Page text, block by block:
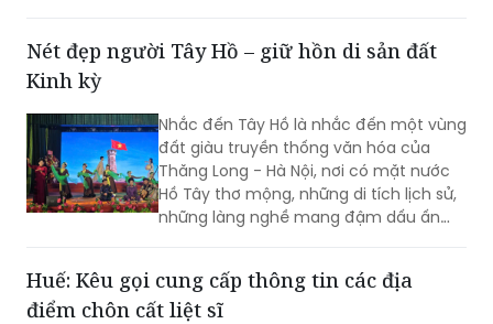
biến tập trung vào hành vi chạy quá
Nét đẹp người Tây Hồ – giữ hồn di sản đất
Kinh kỳ
Nhắc đến Tây Hồ là nhắc đến một vùng
đất giàu truyền thống văn hóa của
Thăng Long - Hà Nội, nơi có mặt nước
Hồ Tây thơ mộng, những di tích lịch sử,
những làng nghề mang đậm dấu ấn
nghìn năm văn hiến.
Huế: Kêu gọi cung cấp thông tin các địa
điểm chôn cất liệt sĩ